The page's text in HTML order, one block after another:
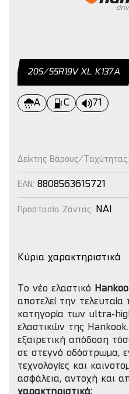
205/55R19V ΧL Κ137Α
A C 71
Δείκτης Βάρους/Ταχύτητας:
EAN: 8808563615721
Προστασία Ζάντας: NAI
Κύρια χαρακτηριστικά
Το νέο ελαστικό
αποτελεί την
κατηγορία των ultra-
ελαστικών της
εξαιρετική απόδοση
σε στεγνό οδόστρωμα,
τεχνολογίες και
ασφάλεια, αντοχή και
χαρακτηριστικά: